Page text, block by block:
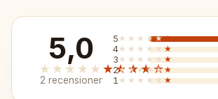
✓ 3,75" kunghöjd — korrekt
turneringsstorlek
5,0
★★★★★ ★★★★★
2 recensioner
5 ★★★★★★★★★★
4★★★★★★★★★★
3 ★★★★★★★★★★
2★★★★★★★★★★
1 ★★★★★★★★★★